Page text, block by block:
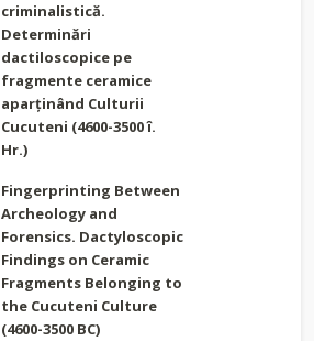
criminalistică.
Determinări
dactiloscopice pe
fragmente ceramice
aparţinând Culturii
Cucuteni (4600-3500 î.
Hr.)
Fingerprinting Between
Archeology and
Forensics. Dactyloscopic
Findings on Ceramic
Fragments Belonging to
the Cucuteni Culture
(4600-3500 BC)